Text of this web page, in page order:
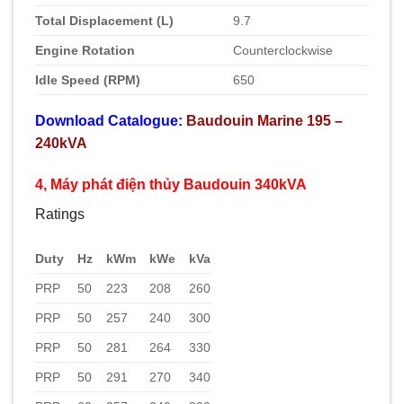
Total Displacement (L) 9.7
Engine Rotation Counterclockwise
Idle Speed (RPM) 650
Download Catalogue: Baudouin Marine 195 –
240kVA
4, Máy phát điện thủy Baudouin 340kVA
Ratings
Duty Hz kWm kWe kVa
PRP 50 223 208 260
PRP 50 257 240 300
PRP 50 281 264 330
PRP 50 291 270 340